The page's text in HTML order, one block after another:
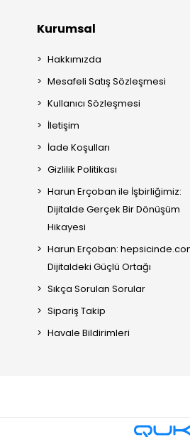
Kurumsal
Hakkımızda
Mesafeli Satış Sözleşmesi
Kullanıcı Sözleşmesi
İletişim
İade Koşulları
Gizlilik Politikası
Harun Erçoban ile İşbirliğimiz:
Dijitalde Gerçek Bir Dönüşüm
Hikayesi
Harun Erçoban:
Dijitaldeki Güçlü Ortağı
Sıkça Sorulan Sorular
Sipariş Takip
Havale Bildirimleri